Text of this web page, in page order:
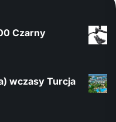
Czarny
wczasy Turcja